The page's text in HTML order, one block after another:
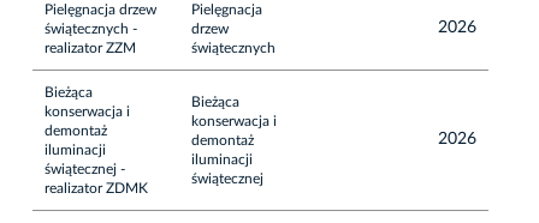
Pielęgnacja drzew
świątecznych -
realizator ZZM
Pielęgnacja
drzew
świątecznych
2026
Bieżąca
konserwacja i
demontaż
iluminacji
świątecznej -
realizator ZDMK
Bieżąca
konserwacja i
demontaż
iluminacji
świątecznej
2026